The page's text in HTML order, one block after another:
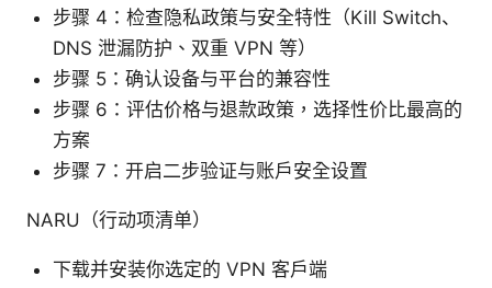
步骤 4：检查隐私政策与安全特性（Kill Switch、
DNS 泄漏防护、双重 VPN 等）
步骤 5：确认设备与平台的兼容性
步骤 6：评估价格与退款政策，选择性价比最高的
方案
步骤 7：开启二步验证与账户安全设置
NARU（行动项清单）
下载并安装你选定的 VPN 客户端